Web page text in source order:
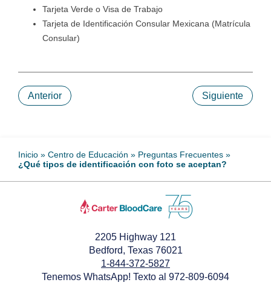
Tarjeta Verde o Visa de Trabajo
Tarjeta de Identificación Consular Mexicana (Matrícula
Consular)
Anterior Siguiente
Inicio » Centro de Educación » Preguntas Frecuentes »
¿Qué tipos de identificación con foto se aceptan?
2205 Highway 121
Bedford, Texas 76021
1-844-372-5827
Tenemos WhatsApp! Texto al 972-809-6094